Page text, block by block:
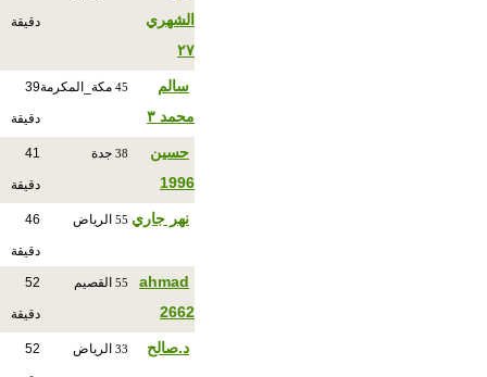
الشهري
٢٧
دقيقة
سالم
محمد ٣
45 مكة_المكرمة39
دقيقة
حسين
1996
38 جدة 41
دقيقة
نهر جاري 55 الرياض 46
دقيقة
ahmad
2662
55 القصيم 52
دقيقة
د.صالح 33 الرياض 52